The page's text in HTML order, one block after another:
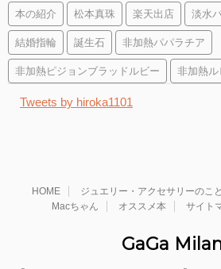
本の紹介 松本真珠 楽天出店 淡水
結婚指輪 誕生石 非加熱パパラチア
非加熱ピジョンブラッドルビー 非加熱ル
Tweets by hiroka1101
HOME ジュエリー・アクセサリーのこと
Macちゃん
オススメ本 サイト
GaGa